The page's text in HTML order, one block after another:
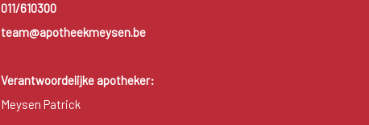
011/610300
team@apotheekmeysen.be
Verantwoordelijke apotheker:
Meysen Patrick